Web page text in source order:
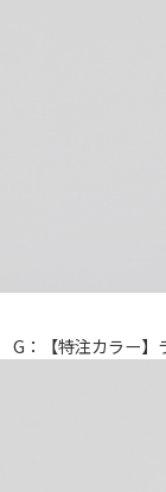
G：【特注カラー】